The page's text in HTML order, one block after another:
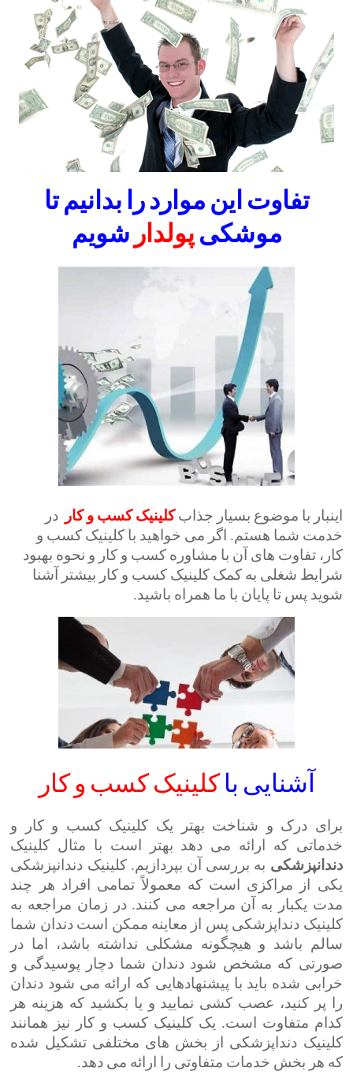
تفاوت این موارد را بدانیم تا
موشکی پولدار شویم
اینبار با موضوع بسیار جذابکلینیک کسب و کار
در
خدمت شما هستم. اگر می خواهید با کلینیک کسب و
کار، تفاوت های آن با مشاوره کسب و کار و نحوه بهبود
شرایط شغلی به کمک کلینیک کسب و کار بیشتر آشنا
شوید پس تا پایان با ما همراه باشید.
آشنایی باکلینیک کسب و کار
برای درک و شناخت بهتر یک کلینیک کسب و کار و
خدماتی که ارائه می دهد بهتر است با مثال کلینیک
دندانپزشکی به بررسی آن بپردازیم. کلینیک دندانپزشکی
یکی از مراکزی است که معمولاً تمامی افراد هر چند
مدت یکبار به آن مراجعه می کنند. در زمان مراجعه به
کلینیک دنداپزشکی پس از معاینه ممکن است دندان شما
سالم باشد و هیچگونه مشکلی نداشته باشد، اما در
صورتی که مشخص شود دندان شما دچار پوسیدگی و
خرابی شده باید با پیشنهادهایی که ارائه می شود دندان
را پر کنید، عصب کشی نمایید و یا بکشید که هزینه هر
کدام متفاوت است. یک کلینیک کسب و کار نیز همانند
کلینیک دنداپزشکی از بخش های مختلفی تشکیل شده
که هر بخش خدمات متفاوتی را ارائه می دهد.